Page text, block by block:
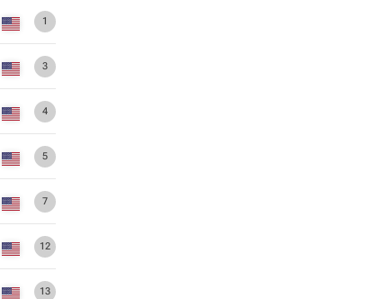
1
3
4
5
7
12
13